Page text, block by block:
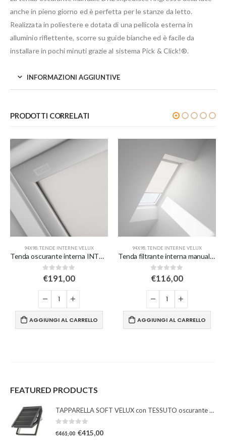
anche in pieno giorno ed è perfetta per le stanze da letto.
Realizzata in poliestere e dotata di una pellicola esterna in
alluminio riflettente, scorre su guide bianche ed è facile da
installare in pochi minuti grazie al sistema Pick & Click!®.
INFORMAZIONI AGGIUNTIVE
PRODOTTI CORRELATI
94X98 TENDE INTERNE VELUX
Tenda oscurante interna INTEGRA elettrica a rullo – bianca
0Su 5
€191,00
AGGIUNGI AL CARRELLO
94X98 TENDE INTERNE VELUX
Tenda filtrante interna manuale – beige
0Su 5
€116,00
AGGIUNGI AL CARRELLO
FEATURED PRODUCTS
TAPPARELLA SOFT VELUX con TESSUTO oscurante solare
€461,00 €415,00